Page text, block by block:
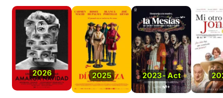
2026
7,8
2025 2023-Act